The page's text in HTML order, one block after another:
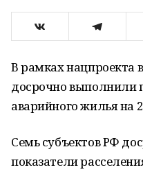
В рамках нацпроекта
досрочно выполнили
аварийного жилья на
Семь субъектов РФ
показатели